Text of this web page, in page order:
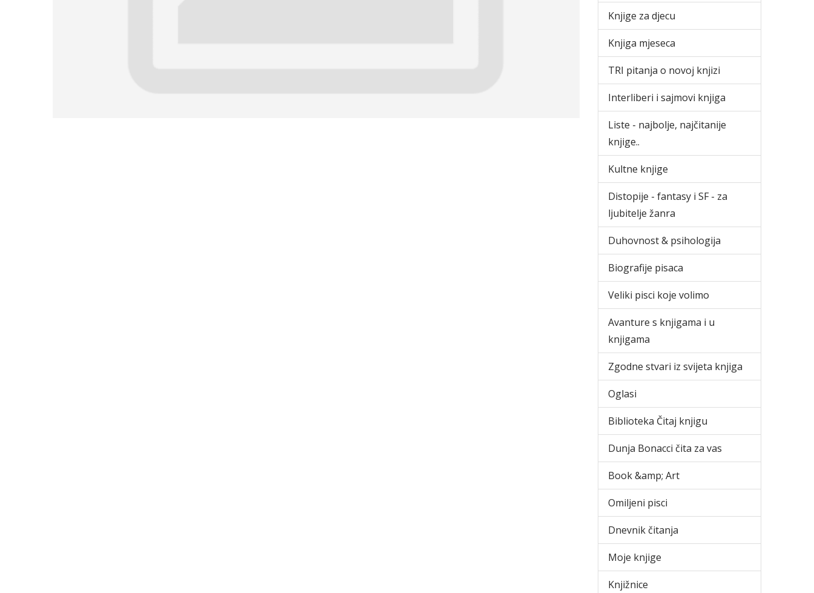
Knjige za djecu
Knjiga mjeseca
TRI pitanja o novoj knjizi
Interliberi i sajmovi knjiga
Liste - najbolje, najčitanije
knjige..
Kultne knjige
Distopije - fantasy i SF - za
ljubitelje žanra
Duhovnost & psihologija
Biografije pisaca
Veliki pisci koje volimo
Avanture s knjigama i u
knjigama
Zgodne stvari iz svijeta knjiga
Oglasi
Biblioteka Čitaj knjigu
Dunja Bonacci čita za vas
Book &amp; Art
Omiljeni pisci
Dnevnik čitanja
Moje knjige
Knjižnice